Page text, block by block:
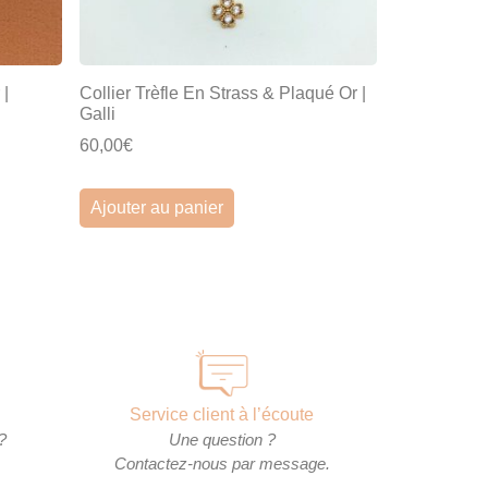
Collier Trèfle En Strass & Plaqué Or |
Galli
60,00€
Ajouter au panier
Service client à l’écoute
Une question ?
Contactez-nous par message.